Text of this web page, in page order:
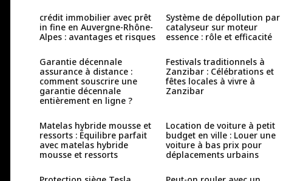
crédit immobilier avec prêt
in fine en Auvergne-Rhône-
Alpes : avantages et risques
Système de dépollution par
catalyseur sur moteur
essence : rôle et efficacité
Garantie décennale
assurance à distance :
comment souscrire une
garantie décennale
entièrement en ligne ?
Festivals traditionnels à
Zanzibar : Célébrations et
fêtes locales à vivre à
Zanzibar
Matelas hybride mousse et
ressorts : Équilibre parfait
avec matelas hybride
mousse et ressorts
Location de voiture à petit
budget en ville : Louer une
voiture à bas prix pour
déplacements urbains